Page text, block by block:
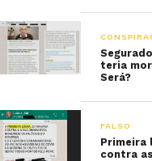
teria
Será?
FALSO
Primeira
contra